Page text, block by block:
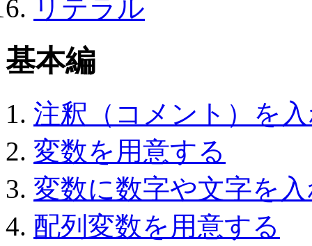
リテラル
基本編
注釈（コメント）を
変数を用意する
変数に数字や文字を
配列変数を用意する